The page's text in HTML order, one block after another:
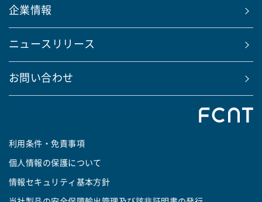
企業情報
ニュースリリース
お問い合わせ
利用条件・免責事項
個人情報の保護について
情報セキュリティ基本方針